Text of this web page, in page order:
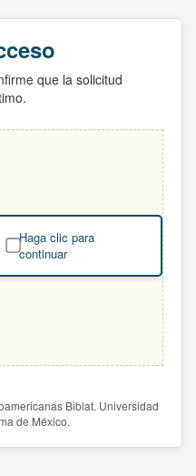
que la solicitud
Haga clic para
continuar
Biblat. Universidad
de México.